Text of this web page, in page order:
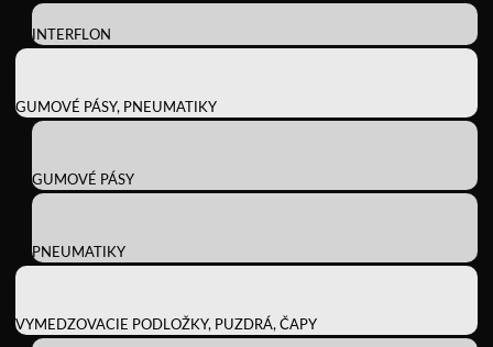
INTERFLON
GUMOVÉ PÁSY, PNEUMATIKY
GUMOVÉ PÁSY
PNEUMATIKY
VYMEDZOVACIE PODLOŽKY, PUZDRÁ, ČAPY